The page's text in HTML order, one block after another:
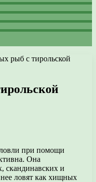
рыб с тирольской
при помощи
Она
скандинавских и
ловят как хищных